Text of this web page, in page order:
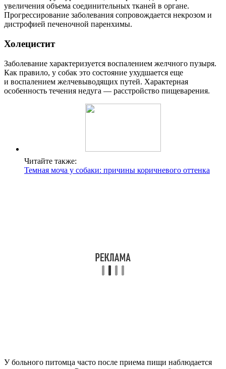
увеличения объема соединительных тканей в органе.
Прогрессирование заболевания сопровождается некрозом и
дистрофией печеночной паренхимы.
Холецистит
Заболевание характеризуется воспалением желчного пузыря.
Как правило, у собак это состояние ухудшается еще
и воспалением желчевыводящих путей. Характерная
особенность течения недуга — расстройство пищеварения.
Читайте также:
Темная моча у собаки: причины коричневого оттенка
У больного питомца часто после приема пищи наблюдается